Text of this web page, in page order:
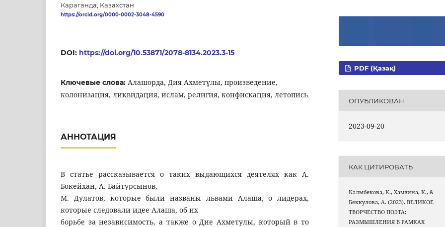
Караганда, Казахстан
https://orcid.org/0000-0002-3048-4590
DOI: https://doi.org/10.53871/2078-8134.2023.3-15
Ключевые слова: Алашорда, Дия Ахметұлы, произведение,
колонизация, ликвидация, ислам, религия, конфискация, летопись
АННОТАЦИЯ
В статье рассказывается о таких выдающихся деятелях как А.
Бокейхан, А. Байтурсынов,
М. Дулатов, которые были названы львами Алаша, о лидерах,
которые следовали идее Алаша, об их
борьбе за независимость, а также о Дие Ахметулы, который в то
PDF (Қазақ)
ОПУБЛИКОВАН
2023-09-20
КАК ЦИТИРОВАТЬ
Калыбекова, К., Хамзина, К., &
Беккулова, А. (2023). ВЕЛИКОЕ
ТВОРЧЕСТВО ПОЭТА:
РАЗМЫШЛЕНИЯ В РАМКАХ